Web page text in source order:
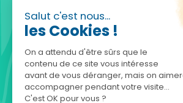
Salut c'est nous...
les Cookies !
On a attendu d'être sûrs que le
contenu de ce site vous intéresse
avant de vous déranger, mais on
accompagner pendant votre visite...
C'est OK pour vous ?
Fondée en 2010,
française qui réunit plus
comprendre et protéger
est à votre écoute, du